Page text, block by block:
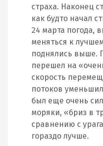
страха. Наконец
как будто начал
24 марта погода,
меняться к
поднялись выше.
перешел на
скорость
потоков
был еще очень
моряки, «бриз в
сравнению с
гораздо лучше.